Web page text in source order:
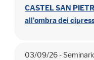
CASTEL SAN
all'ombra dei
03/09/26 -